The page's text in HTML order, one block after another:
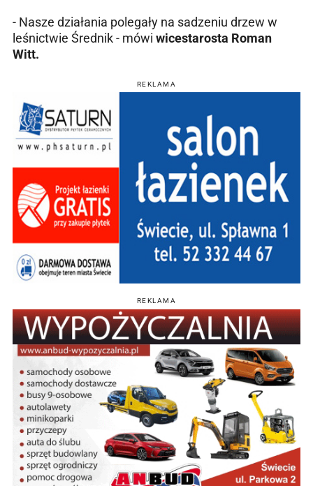
- Nasze działania polegały na sadzeniu drzew w
leśnictwie Średnik - mówi wicestarosta Roman
Witt.
REKLAMA
REKLAMA